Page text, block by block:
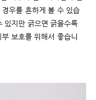
우를 흔하게 볼 수 있습
있지만 긁으면 긁을수록
보호를 위해서 좋습니